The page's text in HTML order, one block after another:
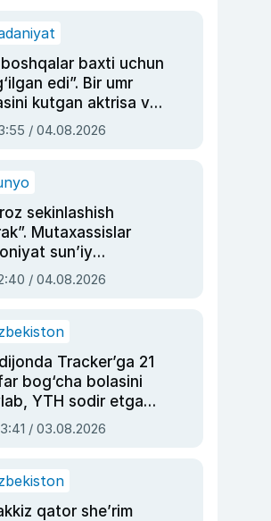
boshqalar baxti uchun
edi”. Bir umr
kutgan aktrisa va
ustasi Rimma
/ 04.08.2026
sekinlashish
Mutaxassislar
sun’iy
boshqara
qolishidan xavotir
/ 04.08.2026
Tracker’ga 21
bog‘cha bolasini
YTH sodir etgan
sud hukmi o‘qildi
/ 03.08.2026
qator she’rim